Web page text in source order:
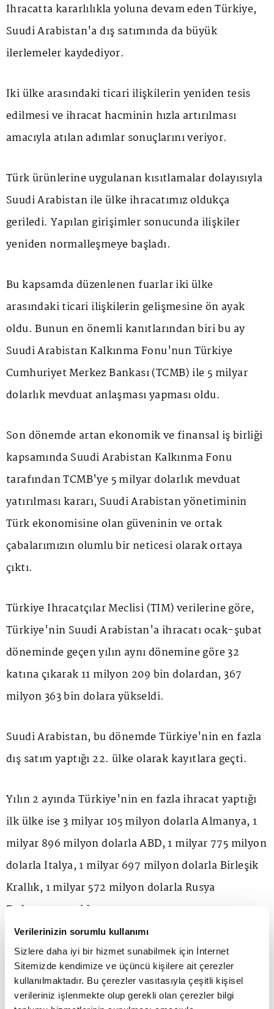
Verilerinizin sorumlu kullanımı
Sizlere daha iyi bir hizmet sunabilmek için İnternet
Sitemizde kendimize ve üçüncü kişilere ait çerezler
kullanılmaktadır. Bu çerezler vasıtasıyla çeşitli kişisel
verileriniz işlenmekte olup gerekli olan çerezler bilgi
İhracatta kararlılıkla yoluna devam eden Türkiye,
Suudi Arabistan'a dış satımında da büyük
ilerlemeler kaydediyor.
İki ülke arasındaki ticari ilişkilerin yeniden tesis
edilmesi ve ihracat hacminin hızla artırılması
amacıyla atılan adımlar sonuçlarını veriyor.
Türk ürünlerine uygulanan kısıtlamalar dolayısıyla
Suudi Arabistan ile ülke ihracatımız oldukça
geriledi. Yapılan girişimler sonucunda ilişkiler
yeniden normalleşmeye başladı.
Bu kapsamda düzenlenen fuarlar iki ülke
arasındaki ticari ilişkilerin gelişmesine ön ayak
oldu. Bunun en önemli kanıtlarından biri bu ay
Suudi Arabistan Kalkınma Fonu'nun Türkiye
Cumhuriyet Merkez Bankası (TCMB) ile 5 milyar
dolarlık mevduat anlaşması yapması oldu.
Son dönemde artan ekonomik ve finansal iş birliği
kapsamında Suudi Arabistan Kalkınma Fonu
tarafından TCMB'ye 5 milyar dolarlık mevduat
yatırılması kararı, Suudi Arabistan yönetiminin
Türk ekonomisine olan güveninin ve ortak
çabalarımızın olumlu bir neticesi olarak ortaya
çıktı.
Türkiye İhracatçılar Meclisi (TİM) verilerine göre,
Türkiye'nin Suudi Arabistan'a ihracatı ocak-şubat
döneminde geçen yılın aynı dönemine göre 32
katına çıkarak 11 milyon 209 bin dolardan, 367
milyon 363 bin dolara yükseldi.
Suudi Arabistan, bu dönemde Türkiye'nin en fazla
dış satım yaptığı 22. ülke olarak kayıtlara geçti.
Yılın 2 ayında Türkiye'nin en fazla ihracat yaptığı
ilk ülke ise 3 milyar 105 milyon dolarla Almanya, 1
milyar 896 milyon dolarla ABD, 1 milyar 775 milyon
dolarla İtalya, 1 milyar 697 milyon dolarla Birleşik
Krallık, 1 milyar 572 milyon dolarla Rusya
Federasyonu oldu.
SUUDİ ARABİSTAN İHRACAT ARTIŞINDA İKİNCİ
SIRAYA YERLEŞTİ